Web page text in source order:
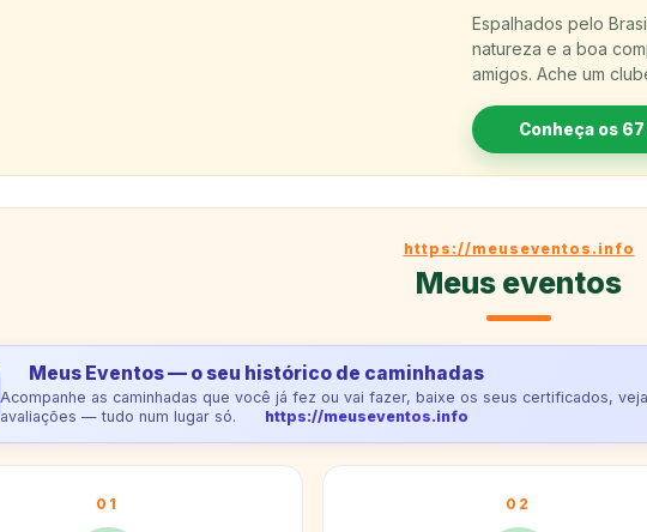
Espalhados pelo
natureza e a boa
amigos. Ache um
Conheça os
https://meuseventos.info
Meus eventos
Meus Eventos — o seu histórico de caminhadas
Acompanhe as caminhadas que você já fez ou vai fazer, baixe os seus certificados,
avaliações — tudo num lugar só.
https://meuseventos.info
01 02